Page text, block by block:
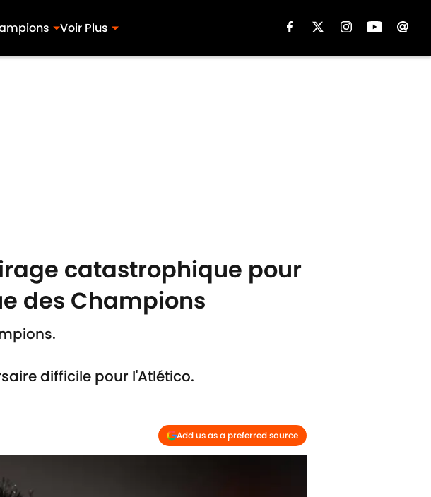
Voir Plus
catastrophique pour
des Champions
difficile pour l'Atlético.
Add us as a preferred source